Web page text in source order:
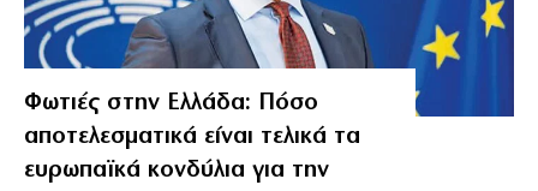
Φωτιές στην Ελλάδα: Πόσο
αποτελεσματικά είναι τελικά τα
ευρωπαϊκά κονδύλια για την